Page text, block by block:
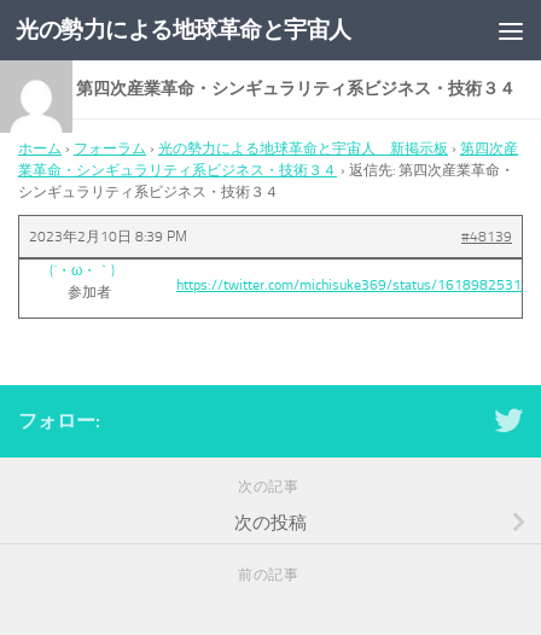
コンテンツへスキップ
光の勢力による地球革命と宇宙人
返信先: 第四次産業革命・シンギュラリティ系ビジネス・技術３４
ホーム › フォーラム › 光の勢力による地球革命と宇宙人 新掲示板 › 第四次産
業革命・シンギュラリティ系ビジネス・技術３４ › 返信先: 第四次産業革命・
シンギュラリティ系ビジネス・技術３４
2023年2月10日 8:39 PM
#48139
(´・ω・｀)
参加者
https://twitter.com/michisuke369/status/
フォロー:
次の記事
次の投稿
前の記事